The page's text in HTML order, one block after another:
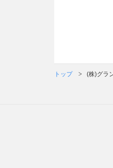
トップ (株)グラ